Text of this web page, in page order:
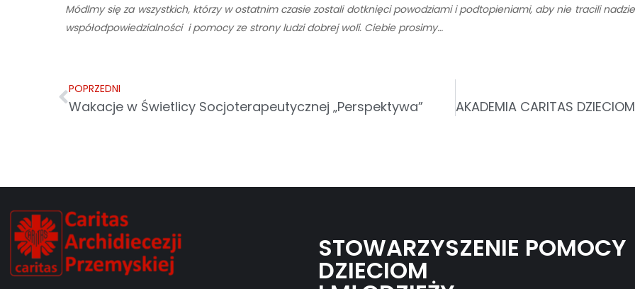
Módlmy się za wszystkich, którzy w ostatnim czasie zostali dotknięci powodziami i podtopieniami, aby nie tracili
współodpowiedzialności i pomocy ze strony ludzi dobrej woli. Ciebie prosimy…
POPRZEDNI
Wakacje w Świetlicy Socjoterapeutycznej „Perspektywa”
STOWARZYSZENIE POMOCY
DZIECIOM